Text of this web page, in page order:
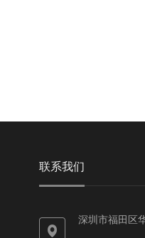
联系我们
深圳市福田区